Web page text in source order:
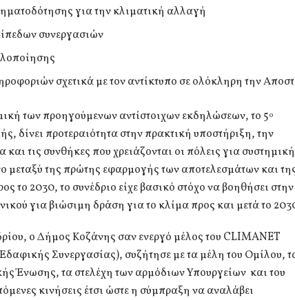
για την κλιματική αλλαγή
συνεργασιών
σχετικά με τον αντίκτυπο σε ολόκληρη την
των προηγούμενων αντίστοιχων εκδηλώσεων, το 5ο
δίνει προτεραιότητα στην πρακτική υποστήριξη, την
και τις συνθήκες που χρειάζονται οι πόλεις για συστημική
μεταξύ της πρώτης εφαρμογής των αποτελεσμάτων και
το 2030, το συνέδριο είχε βασικό στόχο να βοηθήσει στην
για βιώσιμη δράση για το κλίμα προς και μετά το
ο Δήμος Κοζάνης σαν ενεργό μέλος του CLIMANET
Συνεργασίας), συζήτησε με τα μέλη του Ομίλου,
Ένωσης, τα στελέχη των αρμόδιων Υπουργείων και του
κινήσεις έτσι ώστε η σύμπραξη να αναλάβει